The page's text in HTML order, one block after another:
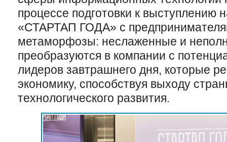
процессе подготовки к выступлению
«СТАРТАП ГОДА» с
метаморфозы: неслаженные и
преобразуются в компании с
лидеров завтрашнего дня, которые
экономику, способствуя выходу
технологического развития.